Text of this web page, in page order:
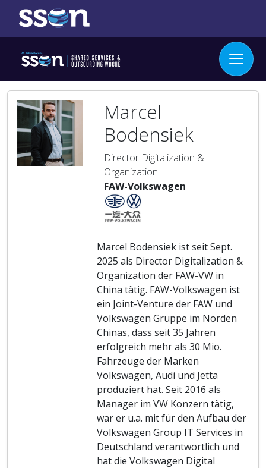
Marcel
Bodensiek
Director Digitalization &
Organization
FAW-Volkswagen
Marcel Bodensiek ist seit Sept.
2025 als Director Digitalization &
Organization der FAW-VW in
China tätig. FAW-Volkswagen ist
ein Joint-Venture der FAW und
Volkswagen Gruppe im Norden
Chinas, dass seit 35 Jahren
erfolgreich mehr als 30 Mio.
Fahrzeuge der Marken
Volkswagen, Audi und Jetta
produziert hat. Seit 2016 als
Manager im VW Konzern tätig,
war er u.a. mit für den Aufbau der
Volkswagen Group IT Services in
Deutschland verantwortlich und
hat die Volkswagen Digital